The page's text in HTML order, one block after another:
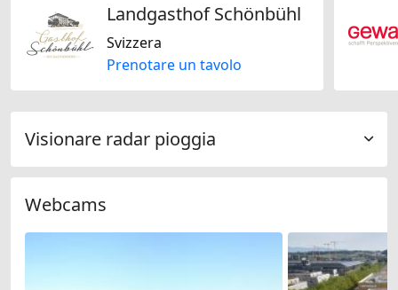
Landgasthof Schönbühl
Svizzera
Prenotare un tavolo
Visionare radar pioggia
Webcams